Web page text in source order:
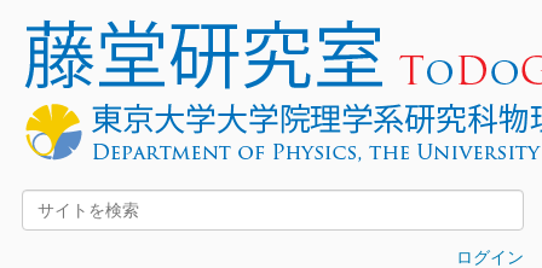
サイトを検索
ログイン